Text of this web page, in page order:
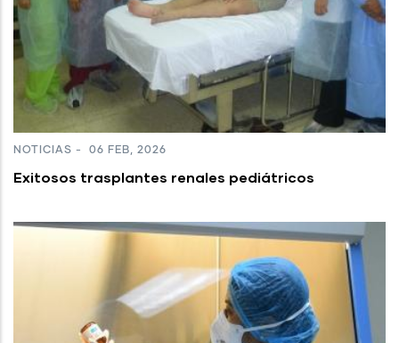
NOTICIAS - 06 FEB, 2026
Exitosos trasplantes renales pediátricos